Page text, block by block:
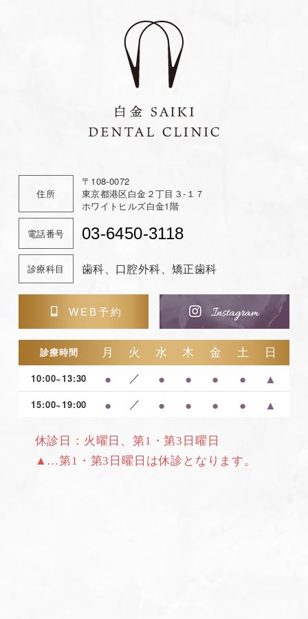
ン
住所
〒108-0072
東京都港区白金２丁目３-１７
ホワイトヒルズ白金1階
電話番号 03-6450-3118
診療科目 歯科、口腔外科、矯正歯科
WEB予約
診療時間 月 火 水 木 金 土
日
10:00~13:30
● ／ ● ● ● ● ▲
15:00~19:00 ● ／ ● ● ● ● ▲
休診日：火曜日、第1・第3日曜日
▲…第1・第3日曜日は休診となります。